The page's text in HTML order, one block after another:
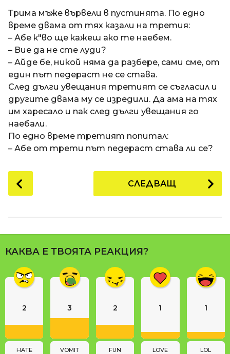
п
р
е
д
и
1
8
г
о
д
и
н
п
е
t
i
Трима мъже вървели в пустинята. По едно
време двама от тях казали на третия:
– Абе к"во ще кажеш ако те наебем.
– Вие да не сте луди?
– Айде бе, никой няма да разбере, сами сме, от
един път педераст не се става.
След дълги увещания третият се съгласил и
другите двама му се изредили. Да ама на тях
им харесало и пак след дълги увещания го
наебали.
По едно време третият попитал:
– Абе от трети път педераст става ли се?
o
P
a
g
n
i
o
СЛЕДВАЩ
КАКВА Е ТВОЯТА РЕАКЦИЯ?
2
HATE
3
VOMIT
2
FUN
1
LOVE
1
LOL